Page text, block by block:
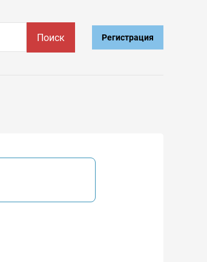
Поиск Регистрация